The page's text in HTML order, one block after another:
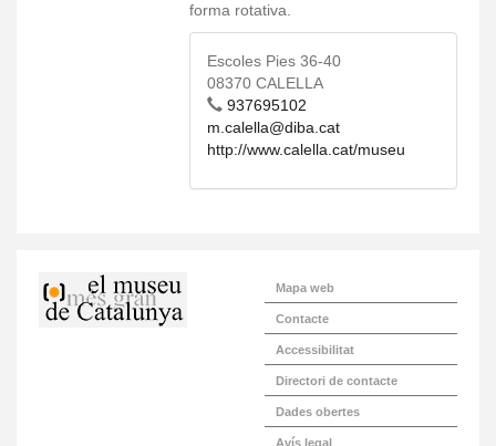
forma rotativa.
Escoles Pies 36-40
08370 CALELLA
937695102
m.calella@diba.cat
http://www.calella.cat/museu
Mapa web
Contacte
Accessibilitat
Directori de contacte
Dades obertes
Avís legal